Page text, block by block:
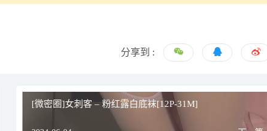
分享到 :
[微密圈]女刺客 – 粉红露白底袜[12P-31M]